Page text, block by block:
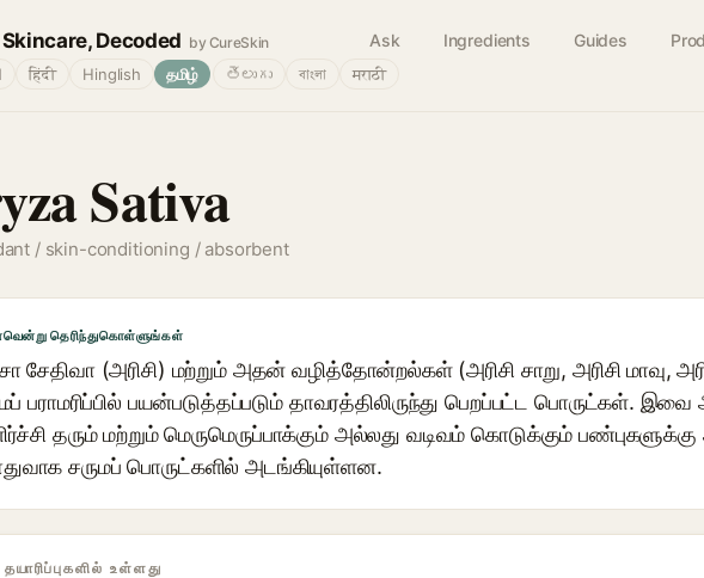
Decoded by CureSkin Ask Ingredients Guides
हिंदी Hinglish தமிழ் తెలుగు বাংলা मराठी
Sativa
/ skin-conditioning / absorbent
தெரிந்துகொள்ளுங்கள்
சேதிவா (அரிசி) மற்றும் அதன் வழித்தோன்றல்கள் (அரிசி சாறு, அரிசி மாவு,
பராமரிப்பில் பயன்படுத்தப்படும் தாவரத்திலிருந்து பெறப்பட்ட பொருட்கள்.
தரும் மற்றும் மெருமெருப்பாக்கும் அல்லது வடிவம் கொடுக்கும்
சருமப் பொருட்களில் அடங்கியுள்ளன.
உள்ளது